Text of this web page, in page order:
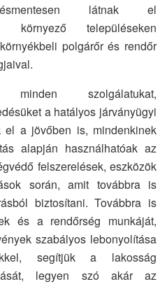
látnak el
településeken
polgárőr és rendőr
szolgálatukat,
a hatályos járványügyi
el a jövőben is, mindenkinek
alapján használhatóak az
felszerelések, eszközök
során, amit továbbra is
biztosítani. Továbbra is
és a rendőrség munkáját,
szabályos lebonyolítása
segítjük a lakosság
legyen szó akár az